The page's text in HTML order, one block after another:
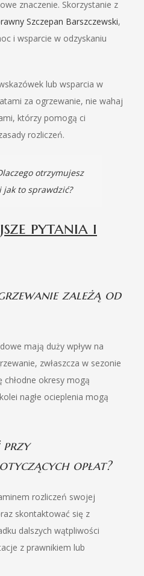
znaczenie. Skorzystanie z
Szczepan Barszczewski,
i wsparcie w odzyskaniu
lub wsparcia w
za ogrzewanie, nie wahaj
którzy pomogą ci
rozliczeń.
otrzymujesz
jak to sprawdzić?
pytania i
zależą od
mają duży wpływ na
zwłaszcza w sezonie
chłodne okresy mogą
nagłe ocieplenia mogą
przy
opłat?
rozliczeń swojej
skontaktować się z
dalszych wątpliwości
z prawnikiem lub